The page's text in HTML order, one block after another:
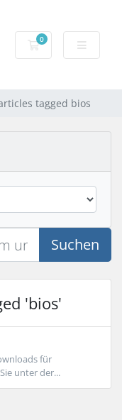
0
Mein Warenkorb
tagged bios
Suchen
'bios'
für
unter der...